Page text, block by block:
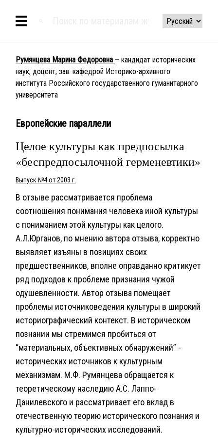
Румянцева Марина Федоровна – кандидат исторических
наук, доцент, зав. кафедрой Историко-архивного
института Российского государственного гуманитарного
университета
Европейские параллели
Целое культуры как предпосылка
«беспредпосылочной герменевтики»
Выпуск №4 от 2003 г.
В отзыве рассматривается проблема
соотношения понимания человека иной культуры
с пониманием этой культуры как целого.
А.Л.Юрганов, по мнению автора отзыва, корректно
выявляет изъяны в позициях своих
предшественников, вполне оправданно критикует
ряд подходов к проблеме признания чужой
одушевленности. Автор отзыва помещает
проблемы источниковедения культуры в широкий
историографический контекст. В историческом
познании мы стремимся пробиться от
“материальных, объективных обнаружений” -
исторических источников к культурным
механизмам. М.Ф. Румянцева обращается к
теоретическому наследию А.С. Лаппо-
Данилевского и рассматривает его вклад в
отечественную теорию исторического познания и
культурно-исторических исследований.